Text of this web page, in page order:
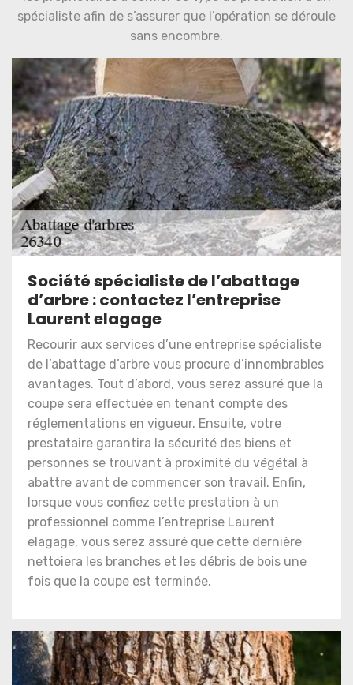
spécialiste afin de s’assurer que l’opération se déroule
sans encombre.
Société spécialiste de l’abattage
d’arbre : contactez l’entreprise
Laurent elagage
Recourir aux services d’une entreprise spécialiste
de l’abattage d’arbre vous procure d’innombrables
avantages. Tout d’abord, vous serez assuré que la
coupe sera effectuée en tenant compte des
réglementations en vigueur. Ensuite, votre
prestataire garantira la sécurité des biens et
personnes se trouvant à proximité du végétal à
abattre avant de commencer son travail. Enfin,
lorsque vous confiez cette prestation à un
professionnel comme l’entreprise Laurent
elagage, vous serez assuré que cette dernière
nettoiera les branches et les débris de bois une
fois que la coupe est terminée.